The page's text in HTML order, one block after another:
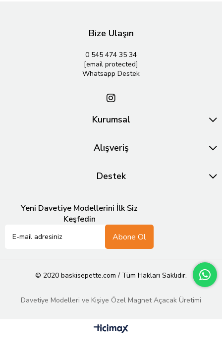
Bize Ulaşın
0 545 474 35 34
[email protected]
Whatsapp Destek
Kurumsal
Alışveriş
Destek
Yeni Davetiye Modellerini İlk Siz
Keşfedin
Abone Ol
© 2020 baskisepette.com / Tüm Hakları Saklıdır.
Davetiye Modelleri ve Kişiye Özel Magnet Açacak Üretimi